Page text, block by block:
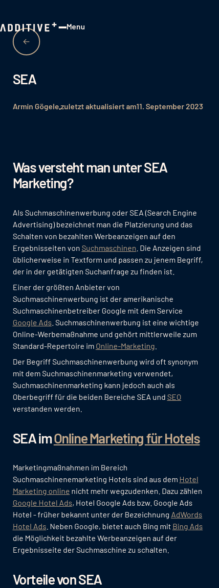
Menu
SEA
Armin Gögelezuletzt aktualisiert am11. September 2023
Was versteht man unter SEA
Marketing?
Als Suchmaschinenwerbung oder SEA (Search Engine
Advertising) bezeichnet man die Platzierung und das
Schalten von bezahlten Werbeanzeigen auf den
Ergebnisseiten von Suchmaschinen . Die Anzeigen sind
üblicherweise in Textform und passen zu jenem Begriff,
der in der getätigten Suchanfrage zu finden ist.
Einer der größten Anbieter von
Suchmaschinenwerbung ist der amerikanische
Suchmaschinenbetreiber Google mit dem Service
Google Ads . Suchmaschinenwerbung ist eine wichtige
Online-Werbemaßnahme und gehört mittlerweile zum
Standard-Repertoire im Online-Marketing
Der Begriff Suchmaschinenwerbung wird oft synonym
mit dem Suchmaschinenmarketing verwendet,
Suchmaschinenmarketing kann jedoch auch als
Oberbegriff für die beiden Bereiche SEA und SEO
verstanden werden.
SEA imOnline Marketing für Hotels
Marketingmaßnahmen im Bereich
Suchmaschinenemarketing Hotels sind aus dem Hotel
Marketing online nicht mehr wegzudenken. Dazu zählen
Google Hotel Ads, Hotel Google Ads bzw. Google Ads
Hotel - früher bekannt unter der Bezeichnung AdWords
Hotel Ads . Neben Google, bietet auch Bing mit Bing Ads
die Möglichkeit bezahlte Werbeanzeigen auf der
Ergebnisseite der Suchmaschine zu schalten.
Vorteile von SEA